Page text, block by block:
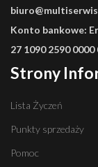
Konto bankowe:
27 1090 2590
Strony
Lista Życzeń
Punkty sprzedaży
Pomoc